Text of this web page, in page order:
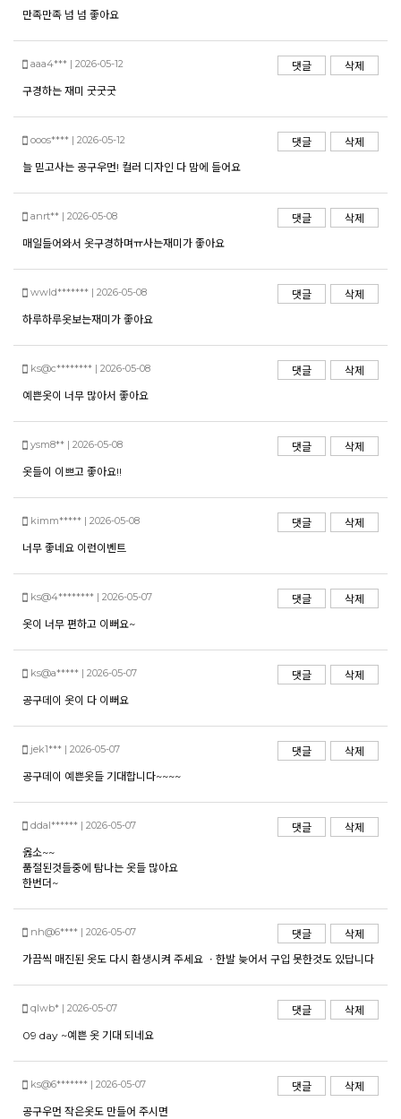
English
日本語
만족만족 넘 넘 좋아요
aaa4*** | 2026-05-12 삭제
댓글
구경하는 재미 굿굿굿
ooos**** | 2026-05-12 삭제
댓글
늘 믿고사는 공구우먼! 컬러 디자인 다 맘에 들어요
anrt** | 2026-05-08 삭제
댓글
매일들어와서 옷구경하며ㅠ사는재미가 좋아요
wwld******* | 2026-05-08 삭제
댓글
하루하루옷보는재미가 좋아요
ks@c******** | 2026-05-08 삭제
댓글
예쁜옷이 너무 많아서 좋아요
ysm8** | 2026-05-08 삭제
댓글
옷들이 이쁘고 좋아요!!
kimm***** | 2026-05-08 삭제
댓글
너무 좋네요 이런이벤트
ks@4******** | 2026-05-07 삭제
댓글
옷이 너무 편하고 이뻐요~
ks@a***** | 2026-05-07 삭제
댓글
공구데이 옷이 다 이뻐요
jek1*** | 2026-05-07 삭제
댓글
공구데이 예쁜옷들 기대합니다~~~~
ddal****** | 2026-05-07 삭제
댓글
옳소~~
품절된것들중에 탐나는 옷들 많아요
한번더~
nh@6**** | 2026-05-07 삭제
댓글
가끔씩 매진된 옷도 다시 환생시켜 주세요 ㆍ한발 늦어서 구입 못한것도 있답니다
qlwb* | 2026-05-07 삭제
댓글
09 day ~예쁜 옷 기대 되네요
ks@6******* | 2026-05-07 삭제
댓글
공구우먼 작은옷도 만들어 주시면